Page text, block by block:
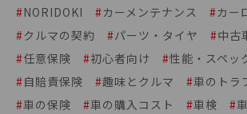
#NORIDOKI #カーメンテナンス #カー
#クルマの契約 #パーツ・タイヤ #中古
#任意保険 #初心者向け #性能・スペッ
#自賠責保険 #趣味とクルマ #車のトラ
#車の保険 #車の購入コスト #車検 #